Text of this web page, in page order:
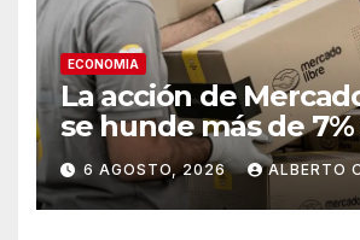
ECONOMIA
La acción de
se hunde más de
día rojo para los
argentinos en Wall
6 AGOSTO, 2026 ALBERTO